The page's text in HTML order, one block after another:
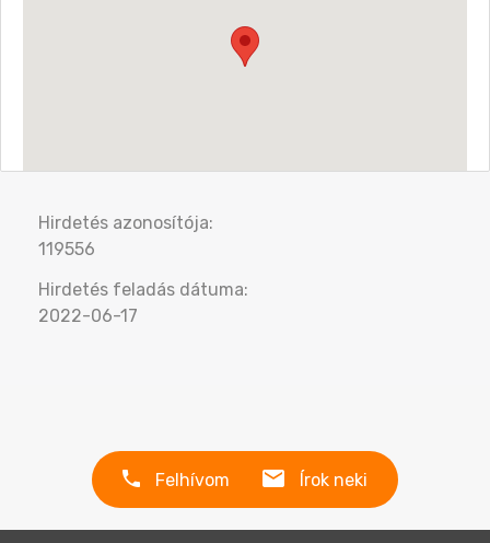
Hirdetés azonosítója:
119556
Hirdetés feladás dátuma:
2022-06-17
Felhívom Írok neki